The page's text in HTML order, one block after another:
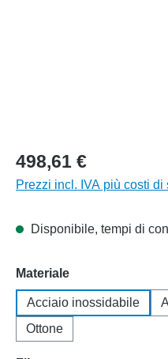
498,61 €
Prezzi incl. IVA più costi di
Disponibile, tempi di
Seleziona
Materiale
Acciaio inossidabile
Ottone